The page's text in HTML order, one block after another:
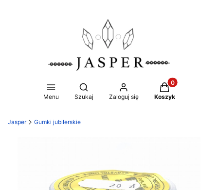
Menu
Otwórz wyszukiwarkę
Szukaj Zaloguj się
Produkty w
Koszyk
Jasper Gumki jubilerskie